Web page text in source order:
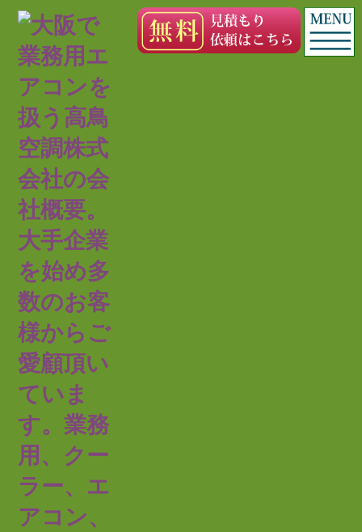
室内機1台
/室外機1台のセット価格目安表
（機器価格＋施工費含）
※リース5年契約の場合の目安表です。
契約年数により月額料金が多少前後いたします。
詳しくはお問い合わせください。